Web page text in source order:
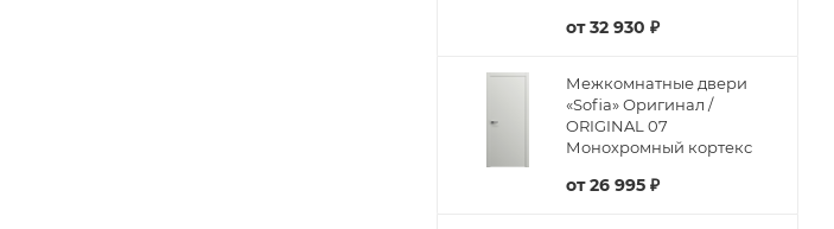
от32 930 ₽
Межкомнатные двери
«Sofia» Оригинал /
ORIGINAL 07
Монохромный кортекс
от26 995 ₽